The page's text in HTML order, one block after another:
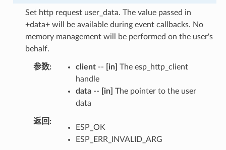
Set http request user_data. The value passed in
+data+ will be available during event callbacks. No
memory management will be performed on the user's
behalf.
参数 client-- [in] The esp_http_client
handle
data-- [in] The pointer to the user
data
返回
ESP_OK
ESP_ERR_INVALID_ARG